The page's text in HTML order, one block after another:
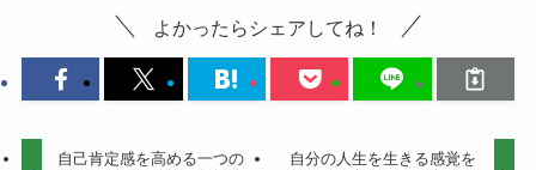
よかったらシェアしてね！
自己肯定感を高める一つの
自分の人生を生きる感覚を